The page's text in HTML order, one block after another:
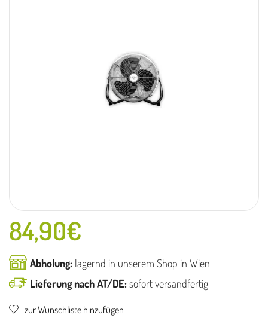
84,90€
Abholung: lagernd in unserem Shop in Wien
Lieferung nach AT/DE:sofort versandfertig
zur Wunschliste hinzufügen